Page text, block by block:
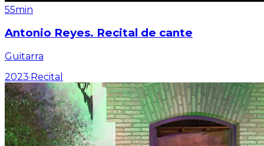
55min
Antonio Reyes. Recital de cante
Guitarra
2023·Recital